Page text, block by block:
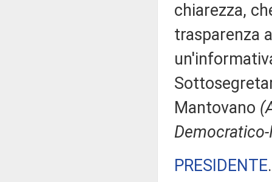
chiarezza,
trasparenza
Mantovano
PRESIDENTE